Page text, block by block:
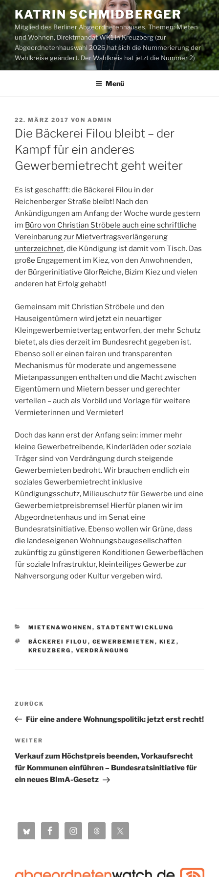
Zum
Inhalt
springen
KATRIN SCHMIDBERGER
Mitglied des Berliner Abgeordnetenhauses, Themen: Mieten
und Wohnen, Direktmandat WK1 in Kreuzberg (zur
Abgeordnetenhauswahl 2026 hat sich die Nummerierung der
Wahlkreise geändert. Der Wahlkreis hat jetzt die Nummer 2)
Menü
VERÖFFENTLICHT
AM
22. MÄRZ 2017 VON ADMIN
Die Bäckerei Filou bleibt – der
Kampf für ein anderes
Gewerbemietrecht geht weiter
Es ist geschafft: die Bäckerei Filou in der
Reichenberger Straße bleibt! Nach den
Ankündigungen am Anfang der Woche wurde gestern
im Büro von Christian Ströbele auch eine schriftliche
Vereinbarung zur Mietvertragsverlängerung
unterzeichnet, die Kündigung ist damit vom Tisch. Das
große Engagement im Kiez, von den Anwohnenden,
der Bürgerinitiative GlorReiche, Bizim Kiez und vielen
anderen hat Erfolg gehabt!
Gemeinsam mit Christian Ströbele und den
Hauseigentümern wird jetzt ein neuartiger
Kleingewerbemietvertag entworfen, der mehr Schutz
bietet, als dies derzeit im Bundesrecht gegeben ist.
Ebenso soll er einen fairen und transparenten
Mechanismus für moderate und angemessene
Mietanpassungen enthalten und die Macht zwischen
Eigentümern und Mietern besser und gerechter
verteilen – auch als Vorbild und Vorlage für weitere
Vermieterinnen und Vermieter!
Doch das kann erst der Anfang sein: immer mehr
kleine Gewerbetreibende, Kinderläden oder soziale
Träger sind von Verdrängung durch steigende
Gewerbemieten bedroht. Wir brauchen endlich ein
soziales Gewerbemietrecht inklusive
Kündigungsschutz, Milieuschutz für Gewerbe und eine
Gewerbemietpreisbremse! Hierfür planen wir im
Abgeordnetenhaus und im Senat eine
Bundesratsinitiative. Ebenso wollen wir Grüne, dass
die landeseigenen Wohnungsbaugesellschaften
zukünftig zu günstigeren Konditionen Gewerbeflächen
für soziale Infrastruktur, kleinteiliges Gewerbe zur
Nahversorgung oder Kultur vergeben wird.
KATEGORIEN
MIETEN&WOHNEN , STADTENTWICKLUNG
SCHLAGWÖRTER
BÄCKEREI FILOU , GEWERBEMIETEN , KIEZ ,
KREUZBERG , VERDRÄNGUNG
Beitragsnavigation
Vorheriger
Beitrag
ZURÜCK
Für eine andere Wohnungspolitik: jetzt erst recht!
Nächster
Beitrag
WEITER
Verkauf zum Höchstpreis beenden, Vorkaufsrecht
für Kommunen einführen – Bundesratsinitiative für
ein neues BImA-Gesetz